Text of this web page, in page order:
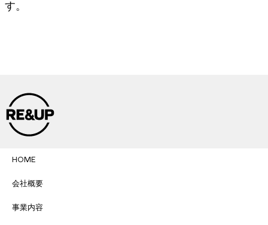
す。
HOME
会社概要
事業内容